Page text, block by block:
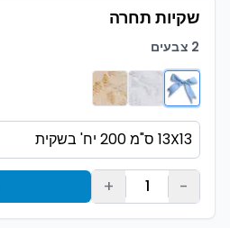
שקיות תחרה
2 צבעים
-
1
+